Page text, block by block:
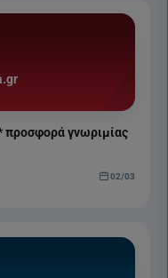
γνωριμίας
02/03